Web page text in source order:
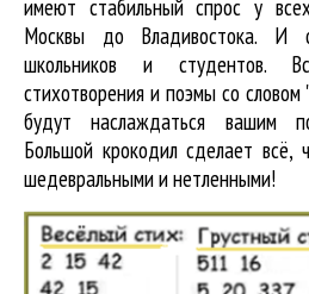
имеют стабильный спрос у
Москвы до Владивостока. И
школьников и студентов.
стихотворения и поэмы со
будут наслаждаться вашим
Большой крокодил cделает всё,
шедевральными и нетленными!